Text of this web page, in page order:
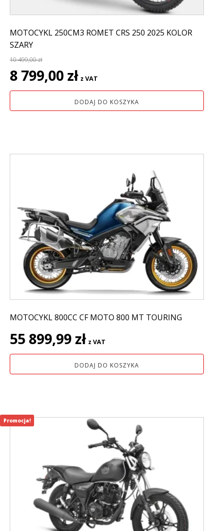
MOTOCYKL 250CM3 ROMET CRS 250 2025 KOLOR
SZARY
10 499,00zł
Pierwotna
cena
wynosiła:
8 799,00 zł cena
wynosi:
8
z VAT
DODAJ DO KOSZYKA
MOTOCYKL 800CC CF MOTO 800 MT TOURING
55 899,99 zł z VAT
DODAJ DO KOSZYKA
Promocja!